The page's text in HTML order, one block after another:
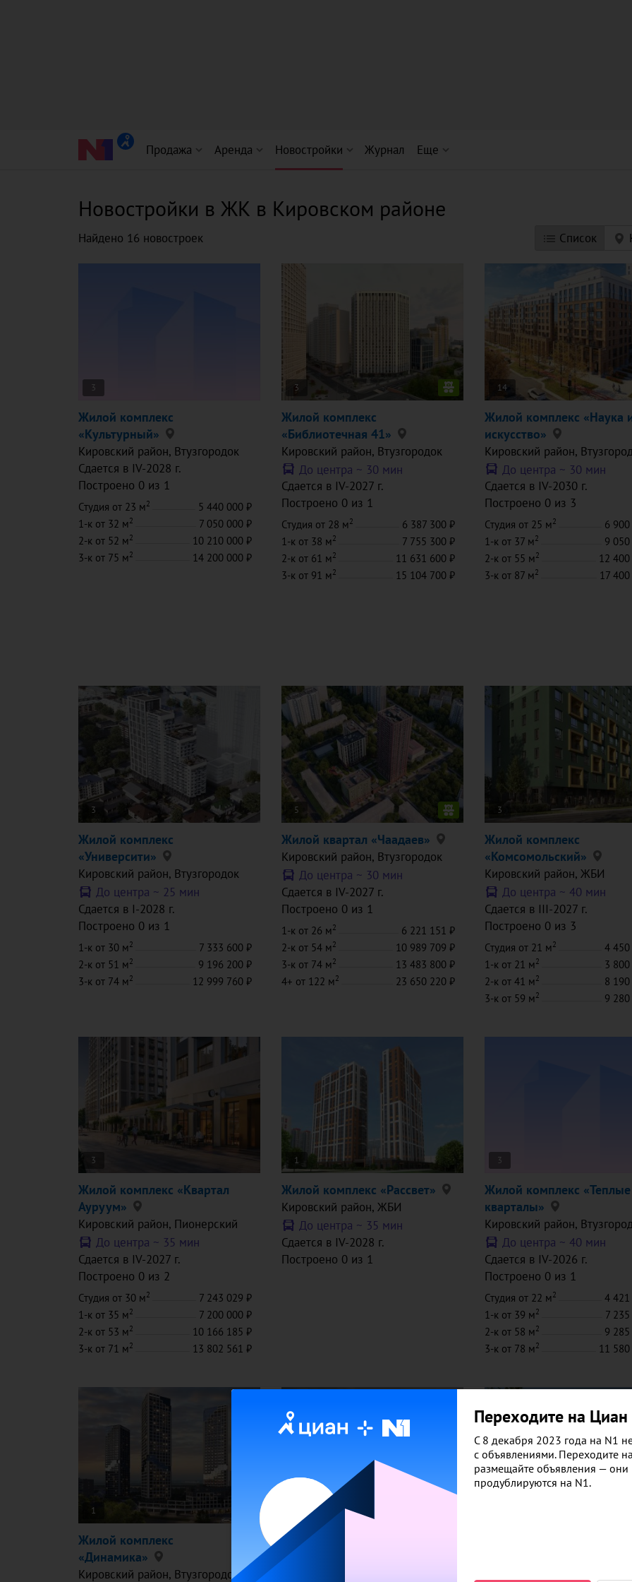
Продажа Аренда Новостройки Журнал Еще
Новостройки в ЖК в Кировском районе
Найдено 16 новостроек Список
3
Жилой комплекс
«Культурный»
Кировский район, Втузгородок
Сдается в IV-2028 г.
Построено 0 из 1
Студия от 23 м2
5 440 000
1-к от 32 м2
7 050 000
2-к от 52 м2
10 210 000
3-к от 75 м2 14 200 000
3
Жилой комплекс
«Библиотечная 41»
Кировский район, Втузгородок
До центра ~ 30 мин
Сдается в IV-2027 г.
Построено 0 из 1
Студия от 28 м2
6 387 300
1-к от 38 м2
7 755 300
2-к от 61 м2
11 631 600
3-к от 91 м2 15 104 700
14
Жилой комплекс «Наука
искусство»
Кировский район,
До центра ~ 30 мин
Сдается в IV-2030 г.
Построено 0 из 3
Студия от 25 м2
6
1-к от 37 м2
9
2-к от 55 м2
12
3-к от 87 м2 17
3
Жилой комплекс
«Университи»
Кировский район, Втузгородок
До центра ~ 25 мин
Сдается в I-2028 г.
Построено 0 из 1
1-к от 30 м2
7 333 600
2-к от 51 м2
9 196 200
3-к от 74 м2 12 999 760
5
Жилой квартал «Чаадаев»
Кировский район, Втузгородок
До центра ~ 30 мин
Сдается в IV-2027 г.
Построено 0 из 1
1-к от 26 м2
6 221 151
2-к от 54 м2
10 989 709
3-к от 74 м2
13 483 800
4+ от 122 м2 23 650 220
3
Жилой комплекс
«Комсомольский»
Кировский район, ЖБИ
До центра ~ 40 мин
Сдается в III-2027 г.
Построено 0 из 3
Студия от 21 м2
4
1-к от 21 м2
3
2-к от 41 м2
8
3-к от 59 м2 9
3
Жилой комплекс «Квартал
Ауруум»
Кировский район, Пионерский
До центра ~ 35 мин
Сдается в IV-2027 г.
Построено 0 из 2
Студия от 30 м2
7 243 029
1-к от 35 м2
7 200 000
2-к от 53 м2
10 166 185
3-к от 71 м2 13 802 561
1
Жилой комплекс «Рассвет»
Кировский район, ЖБИ
До центра ~ 35 мин
Сдается в IV-2028 г.
Построено 0 из 1
3
Жилой комплекс «Теплые
кварталы»
Кировский район,
До центра ~ 40 мин
Сдается в IV-2026 г.
Построено 0 из 1
Студия от 22 м2
4 421
1-к от 39 м2
7
2-к от 58 м2
9
3-к от 78 м2 11
1
Жилой комплекс
«Динамика»
Кировский район, Втузгородок
Жилой дом на пер.
Отдельный
Переходите на Циан
С 8 декабря 2023 года на N1
с объявлениями. Переходите
размещайте объявления — они
продублируются на N1.